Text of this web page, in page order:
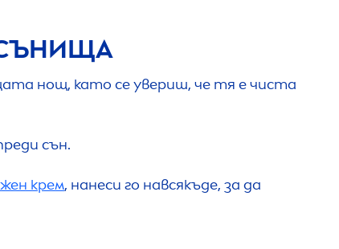
нощ, като се увериш, че тя е чиста
сън.
крем, нанеси го навсякъде, за да